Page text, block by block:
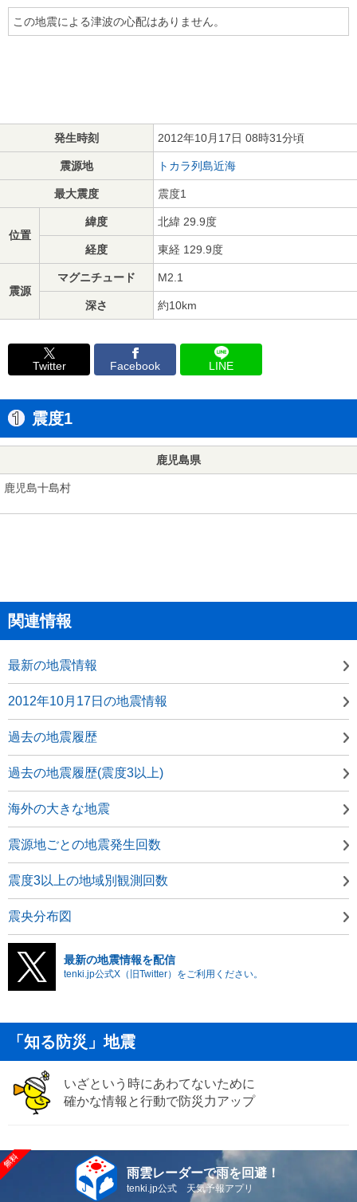
この地震による津波の心配はありません。
発生時刻 2012年10月17日 08時31分頃
震源地 トカラ列島近海
最大震度 震度1
位置
緯度 北緯 29.9度
経度 東経 129.9度
震源
マグニチュード M2.1
深さ 約10km
Twitter Facebook LINE
震度1
鹿児島県
鹿児島十島村
関連情報
最新の地震情報
2012年10月17日の地震情報
過去の地震履歴
過去の地震履歴(震度3以上)
海外の大きな地震
震源地ごとの地震発生回数
震度3以上の地域別観測回数
震央分布図
最新の地震情報を配信
tenki.jp公式X（旧Twitter）をご利用ください。
「知る防災」地震
いざという時にあわてないために
確かな情報と行動で防災力アップ
雨雲レーダーで雨を回避！
tenki.jp公式 天気予報アプリ